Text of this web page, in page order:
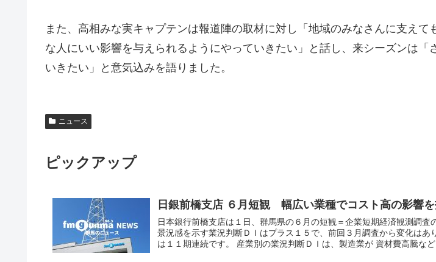
また、高相みな実キャプテンは報道陣の取材に対し「地域のみなさんに支えて
な人にいい影響を与えられるようにやっていきたい」と話し、来シーズンは「
いきたい」と意気込みを語りました。
ニュース
ピックアップ
日銀前橋支店 ６月短観 幅広い業種でコスト高の影響
日本銀行前橋支店は１日、群馬県の６月の短観＝企業短期経済観測調査
景況感を示す業況判断ＤＩはプラス１５で、前回３月調査から変化はあ
は１１期連続です。 産業別の業況判断ＤＩは、製造業が 資材費高騰など